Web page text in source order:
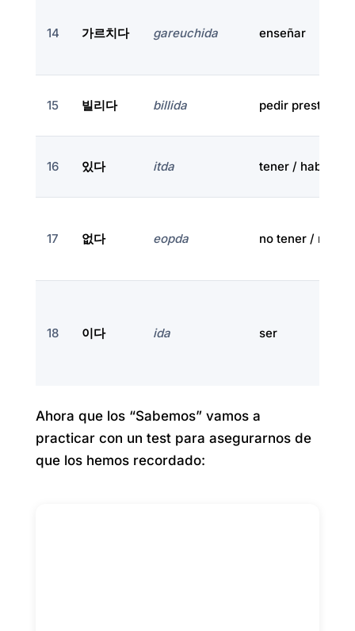
14 가르치다 gareuchida enseñar
15 빌리다 billida pedir prestado /
16 있다 itda tener / haber /
17 없다 eopda no tener / no
18 이다 ida ser
Ahora que los “Sabemos” vamos a
practicar con un test para asegurarnos de
que los hemos recordado: